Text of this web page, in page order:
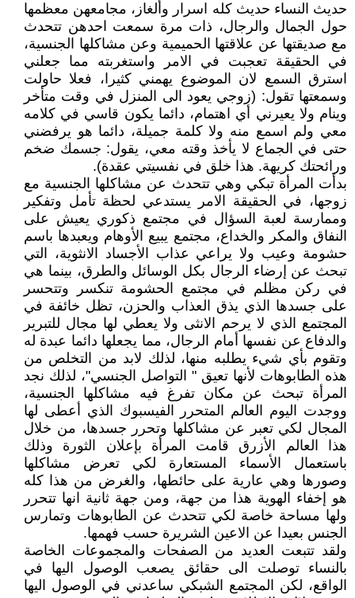
حديث النساء حديث كله اسرار وألغاز، مجامعهن معظمها
حول الجمال والرجال، ذات مرة سمعت احدهن تتحدث
مع صديقتها عن علاقتها الحميمية وعن مشاكلها الجنسية،
في الحقيقة تعجبت في الامر واستغربته مما جعلني
استرق السمع لان الموضوع يهمني كثيرا، فعلا حاولت
وسمعتها تقول: (زوجي يعود الى المنزل في وقت متأخر
وينام ولا يعيرني أي اهتمام، دائما يكون قاسي في كلامه
معي ولم اسمع منه ولا كلمة جميلة، دائما هو يرفضني
حتى في الجماع لا يأخذ وقته معي، يقول: جسمك ضخم
ورائحتك كريهة. هذا خلق في نفسيتي عقدة).
بدأت المرأة تبكي وهي تتحدث عن مشاكلها الجنسية مع
زوجها، في الحقيقة الامر يستدعي لحظة تأمل وتفكير
وممارسة لعبة السؤال في مجتمع ذكوري يعيش على
النفاق والمكر والخداع، مجتمع يبيع الأوهام ويعبدها باسم
حشومة وعيب ولا يراعي عذاب الأجساد الانثوية، التي
تبحث عن إرضاء الرجال بكل الوسائل والطرق، بينما هي
في ركن مظلم في مجتمع الحشومة تنكسر وتتحسر
على جسدها الذي يذق العذاب والحزن، تظل خائفة في
المجتمع الذي لا يرحم الانثى ولا يعطي لها مجال للتبرير
والدفاع عن نفسها أمام الرجال، مما يجعلها دائما عبدة له
وتقوم بأي شيء يطلبه منها، لذلك لابد من التخلص من
هذه الطابوهات لأنها تعيق " التواصل الجنسي"، لذلك نجد
المرأة تبحث عن مكان تفرغ فيه مشاكلها الجنسية،
ووجدت اليوم العالم المتحرر الفيسبوك الذي أعطى لها
المجال لكي تعبر عن مشاكلها وتحرر جسدها، من خلال
هذا العالم الأزرق قامت المرأة بإعلان الثورة وذلك
باستعمال الأسماء المستعارة لكي تعرض مشاكلها
وصورها وهي عارية على حائطها، والغرض من هذا كله
هو إخفاء الهوية هذا من جهة، ومن جهة ثانية انها تتحرر
ولها مساحة خاصة لكي تتحدث عن الطابوهات وتمارس
الجنس بعيدا عن الاعين الشريرة حسب فهمها.
ولقد تتبعت العديد من الصفحات والمجموعات الخاصة
بالنساء توصلت الى حقائق يصعب الوصول اليها في
الواقع، لكن المجتمع الشبكي ساعدني في الوصول اليها